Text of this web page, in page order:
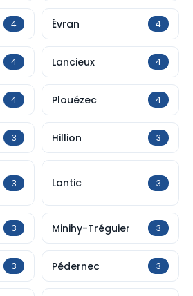
4 Évran 4
4 Lancieux 4
4 Plouézec 4
3 Hillion 3
3 Lantic 3
3 Minihy-Tréguier 3
3 Pédernec 3